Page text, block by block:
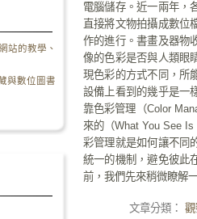
站的教學、
與數位圖書
電腦儲存。近一兩年，
直接將文物拍攝成數位
作的進行。書畫及器物
像的色彩是否與人類眼
現色彩的方式不同，所
設備上看到的幾乎是一
靠色彩管理（Color
來的（What You See
彩管理就是如何讓不同
統一的機制，避免彼此
前，我們先來稍微瞭解
文章分類：